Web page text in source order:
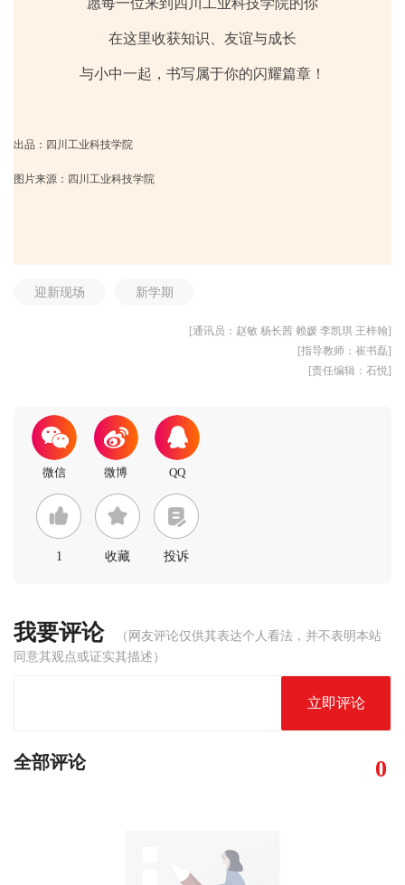
愿每一位来到四川工业科技学院的你
在这里收获知识、友谊与成长
与小中一起，书写属于你的闪耀篇章！
出品：四川工业科技学院
图片来源：四川工业科技学院
迎新现场 新学期
[通讯员：赵敏 杨长茜 赖媛 李凯琪 王梓翰]
[指导教师：崔书磊]
[责任编辑：石悦]
1 收藏 投诉
我要评论
（网友评论仅供其表达个人看法，并不表明本站
同意其观点或证实其描述）
立即评论
全部评论 0